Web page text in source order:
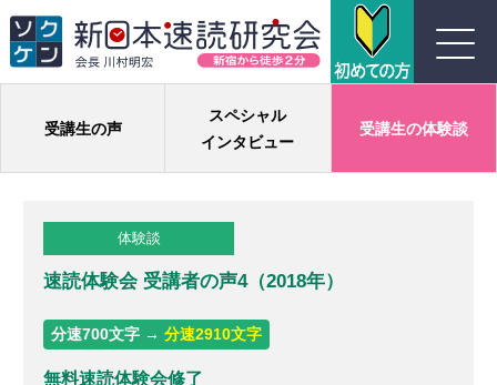
川村式ジョイント速読とは
コース紹介
実績
受講生の声
スペシャル
インタビュー
受講生の体験談
体験談
速読体験会 受講者の声4（2018年）
分速700文字 →分速2910文字
無料速読体験会修了